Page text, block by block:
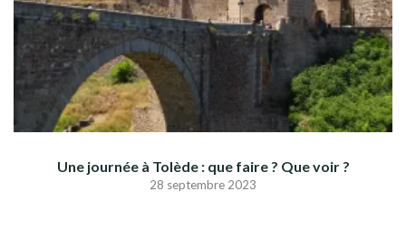
Une journée à Tolède : que faire ? Que voir ?
28 septembre 2023